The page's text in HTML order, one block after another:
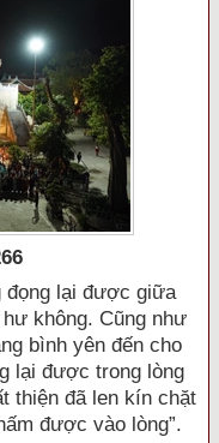
đọng lại được giữa
không. Cũng như
bình yên đến cho
lại được trong lòng
thiện đã len kín chặt
được vào lòng”.